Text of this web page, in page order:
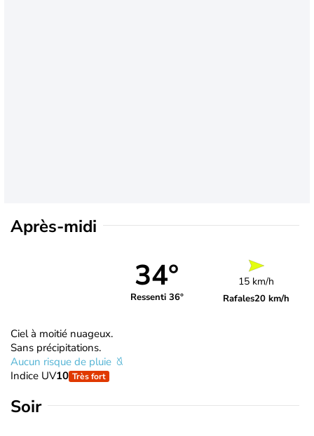
Après-midi
34°
Ressenti 36°
15 km/h
Rafales20 km/h
Ciel à moitié nuageux.
Sans précipitations.
Aucun risque de pluie
Indice UV10 Très fort
Soir